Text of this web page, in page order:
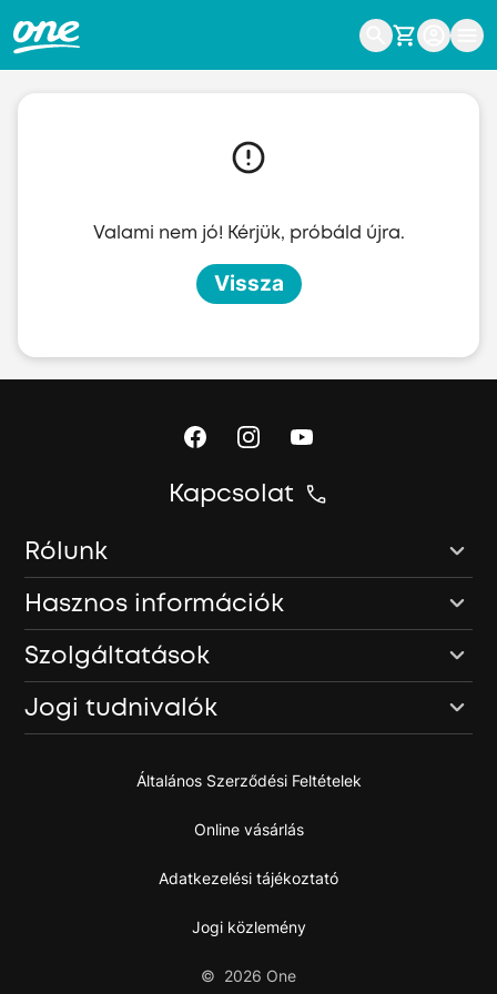
Valami nem jó! Kérjük, próbáld újra.
Vissza
Kapcsolat
Rólunk
Hasznos információk
Szolgáltatások
Jogi tudnivalók
Általános Szerződési Feltételek
Online vásárlás
Adatkezelési tájékoztató
Jogi közlemény
© 2026 One